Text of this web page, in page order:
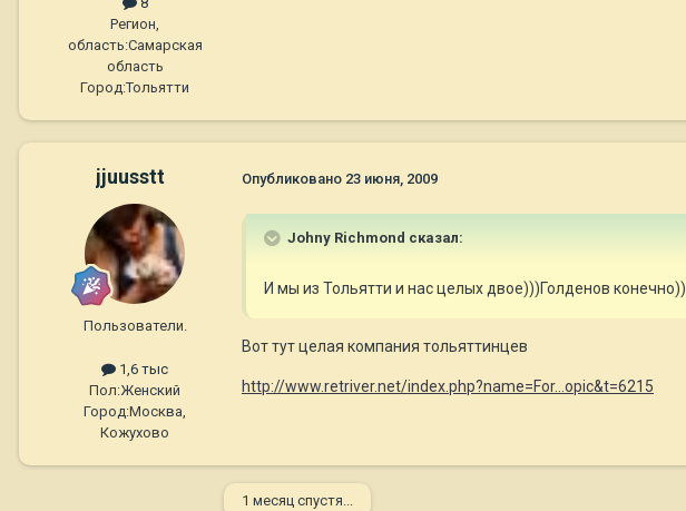
Регион,
область:Самарская
область
Город:Тольятти
jjuusstt
Пользователи.
1,6 тыс
Пол:Женский
Город:Москва,
Кожухово
Опубликовано 23 июня, 2009
Johny Richmond сказал:
И мы из Тольятти и нас целых двое)))Голденов конечно))
Вот тут целая компания тольяттинцев
http://www.retriver.net/index.php?name=For...opic&t=6215
1 месяц спустя...